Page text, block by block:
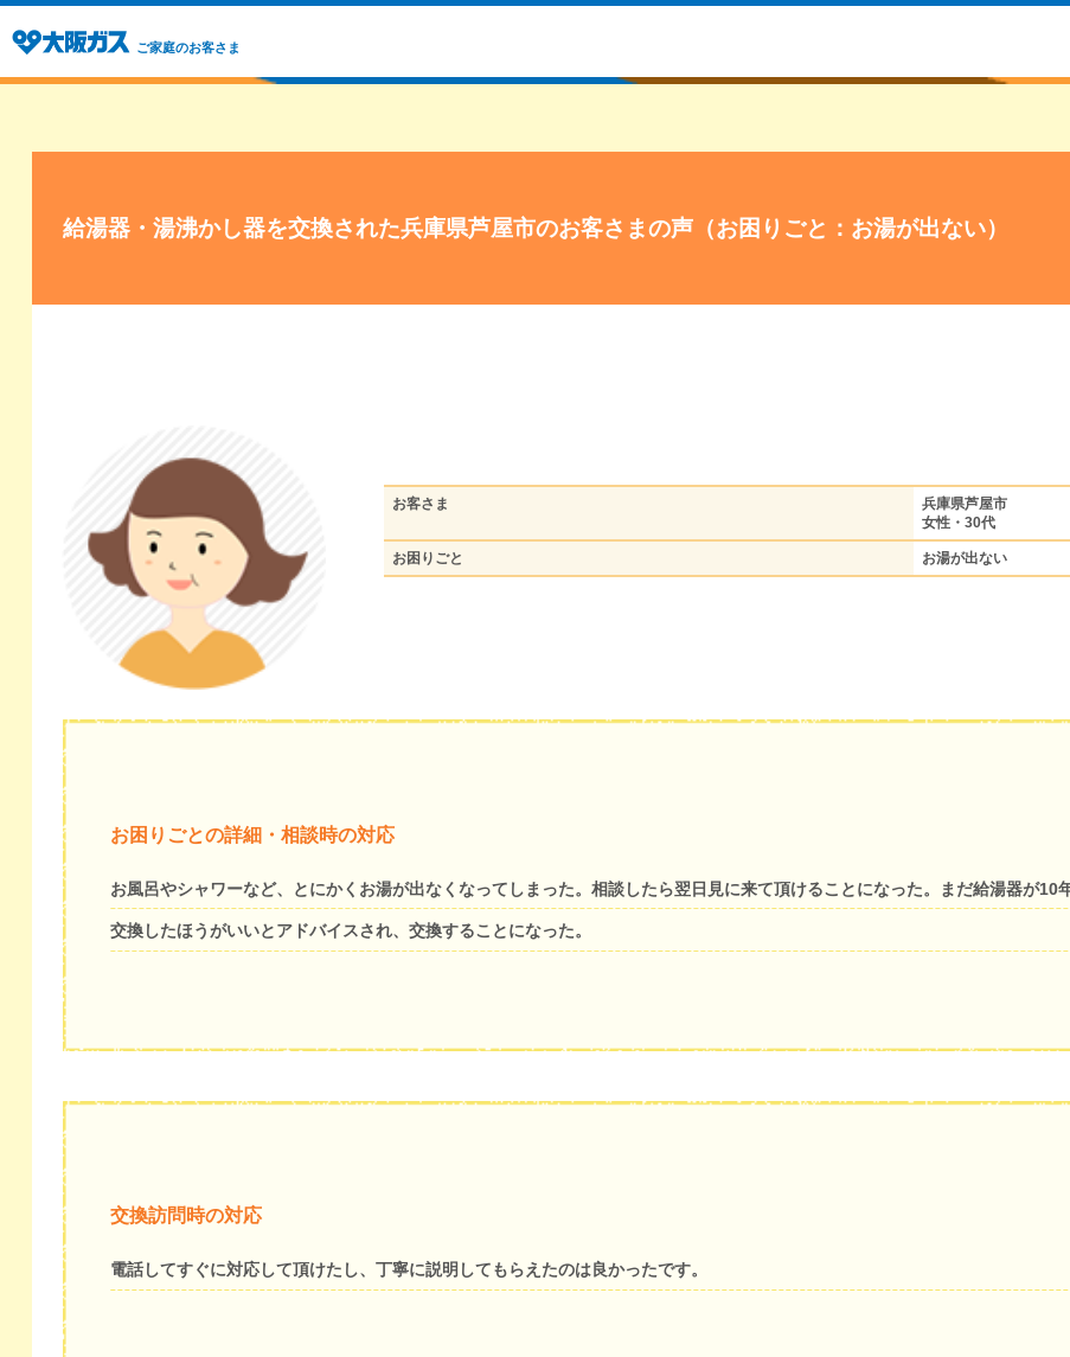
ご家庭のお客さま
給湯器・湯沸かし器を交換された兵庫県芦屋市のお客さまの声（お困りごと：お湯が出ない）
お客さま
兵庫県芦屋市
女性・30代
お困りごと お湯が出ない
お困りごとの詳細・相談時の対応
お風呂やシャワーなど、とにかくお湯が出なくなってしまった。相談したら翌日見に来て頂けることになった。まだ給湯器が
交換したほうがいいとアドバイスされ、交換することになった。
交換訪問時の対応
電話してすぐに対応して頂けたし、丁寧に説明してもらえたのは良かったです。